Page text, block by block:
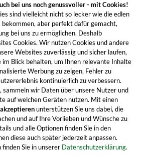
bei uns noch genussvoller - mit Cookies!
sind vielleicht nicht so lecker wie die edlen
bekommen, aber perfekt dafür gemacht,
bei uns zu ermöglichen. Deshalb
Cookies. Wir nutzen Cookies und andere
Websites zuverlässig und sicher laufen,
Blick behalten, um Ihnen relevante Inhalte
Werbung zu zeigen, Fehler zu
kontinuierlich zu verbessern.
wir Daten über unsere Nutzer und
auf welchen Geräten nutzen. Mit einen
unterstützen Sie uns dabei, die
und auf Ihre Vorlieben und Wünsche zu
und alle Optionen finden Sie in den
diese auch später jederzeit anpassen.
Sie in unserer Datenschutzerklärung.